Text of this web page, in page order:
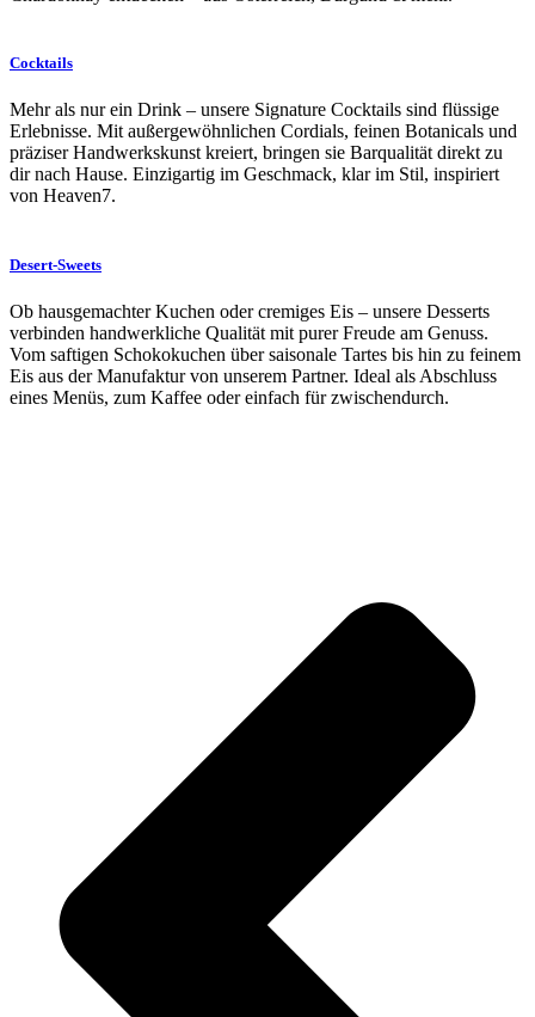
Cocktails
Mehr als nur ein Drink – unsere Signature Cocktails sind flüssige
Erlebnisse. Mit außergewöhnlichen Cordials, feinen Botanicals und
präziser Handwerkskunst kreiert, bringen sie Barqualität direkt zu
dir nach Hause. Einzigartig im Geschmack, klar im Stil, inspiriert
von Heaven7.
Desert-Sweets
Ob hausgemachter Kuchen oder cremiges Eis – unsere Desserts
verbinden handwerkliche Qualität mit purer Freude am Genuss.
Vom saftigen Schokokuchen über saisonale Tartes bis hin zu feinem
Eis aus der Manufaktur von unserem Partner. Ideal als Abschluss
eines Menüs, zum Kaffee oder einfach für zwischendurch.